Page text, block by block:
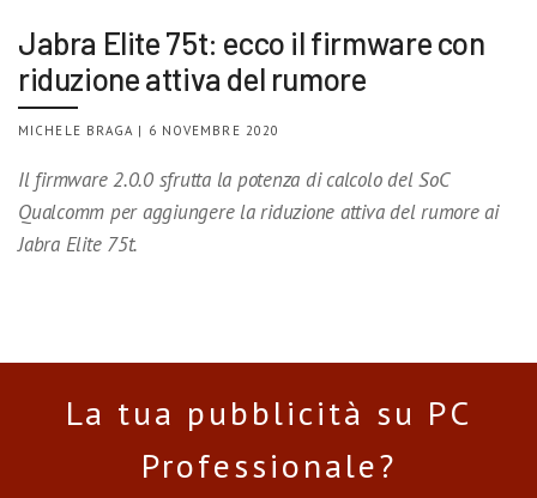
Jabra Elite 75t: ecco il firmware con
riduzione attiva del rumore
MICHELE BRAGA | 6 NOVEMBRE 2020
Il firmware 2.0.0 sfrutta la potenza di calcolo del SoC
Qualcomm per aggiungere la riduzione attiva del rumore ai
Jabra Elite 75t.
La tua pubblicità su PC
Professionale?